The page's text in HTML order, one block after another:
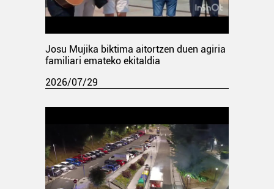
Josu Mujika biktima aitortzen duen agiria
familiari emateko ekitaldia
2026/07/29